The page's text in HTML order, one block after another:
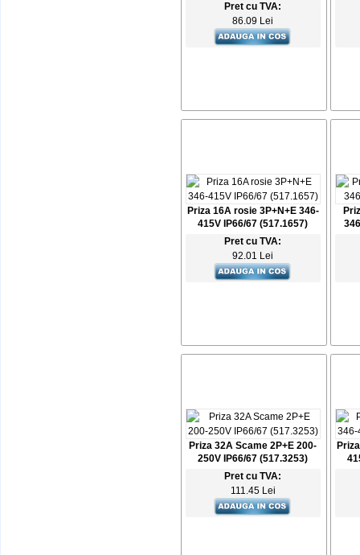
Pret cu TVA:
86.09 Lei
Priza 16A rosie 3P+N+E 346-
415V IP66/67 (517.1657)
Pret cu TVA:
92.01 Lei
Priza 32A Scame 2P+E 200-
250V IP66/67 (517.3253)
Pret cu TVA:
111.45 Lei